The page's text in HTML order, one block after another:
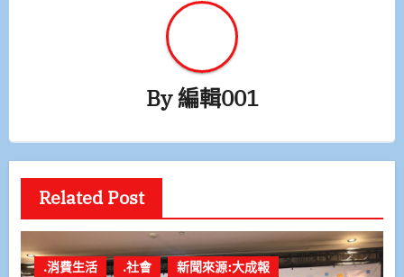
By編輯001
Related Post
.消費生活 .社會 新聞來源:大成報